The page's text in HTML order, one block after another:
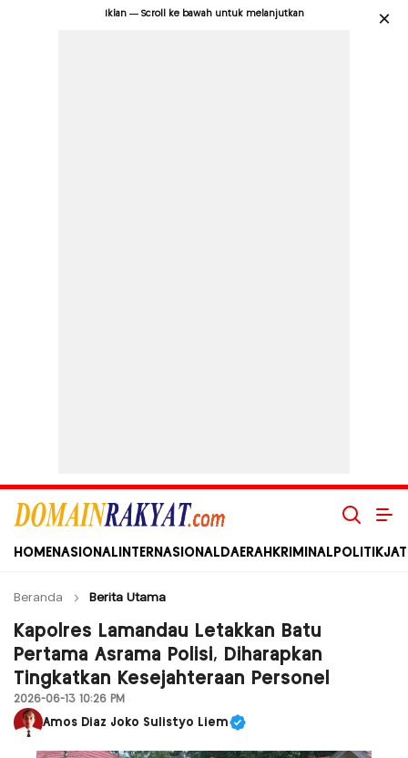
Iklan — Scroll ke bawah untuk melanjutkan ×
Domain Rakyat
Berita Hari Ini Terkini dan Terbaru Indonesia dan Internasional
HOME NASIONAL INTERNASIONAL DAERAH KRIMINAL POLITIK
Beranda Berita Utama
Kapolres Lamandau Letakkan Batu
Pertama Asrama Polisi, Diharapkan
Tingkatkan Kesejahteraan Personel
2026-06-13 10:26 PM
Amos Diaz Joko Sulistyo Liem